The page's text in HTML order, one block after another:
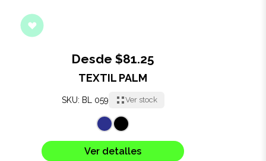
Desde $81.25
TEXTIL PALM
SKU: BL 059 Ver stock
Ver detalles